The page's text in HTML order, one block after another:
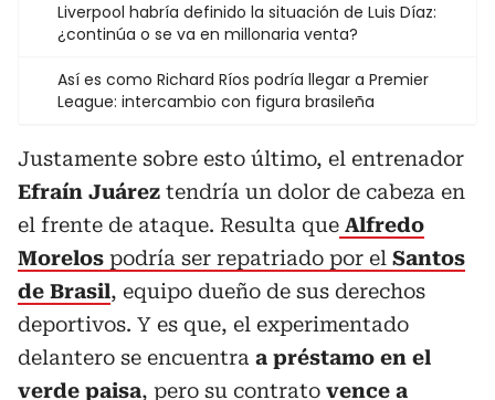
Liverpool habría definido la situación de Luis Díaz:
¿continúa o se va en millonaria venta?
Así es como Richard Ríos podría llegar a Premier
League: intercambio con figura brasileña
Justamente sobre esto último, el entrenador
Efraín Juárez tendría un dolor de cabeza en
el frente de ataque. Resulta que Alfredo
Morelos podría ser repatriado por el Santos
de Brasil, equipo dueño de sus derechos
deportivos. Y es que, el experimentado
delantero se encuentra a préstamo en el
verde paisa, pero su contrato vence a